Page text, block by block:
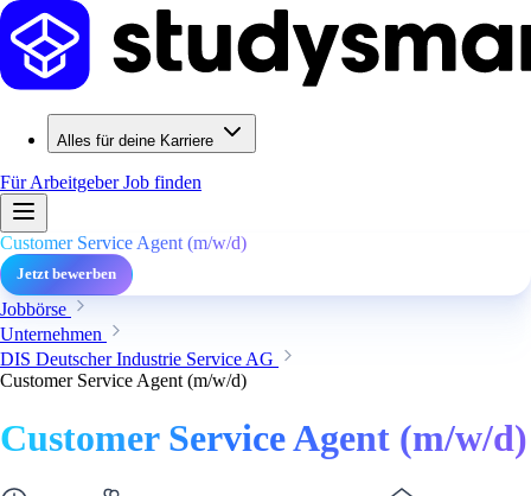
Alles für deine Karriere
Für ArbeitgeberJob finden
Customer Service Agent (m/w/d)
Jetzt bewerben
Jobbörse
Unternehmen
DIS Deutscher Industrie Service AG
Customer Service Agent (m/w/d)
Customer Service Agent (m/w/d)